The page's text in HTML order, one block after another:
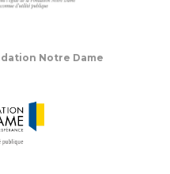
Notre Dame